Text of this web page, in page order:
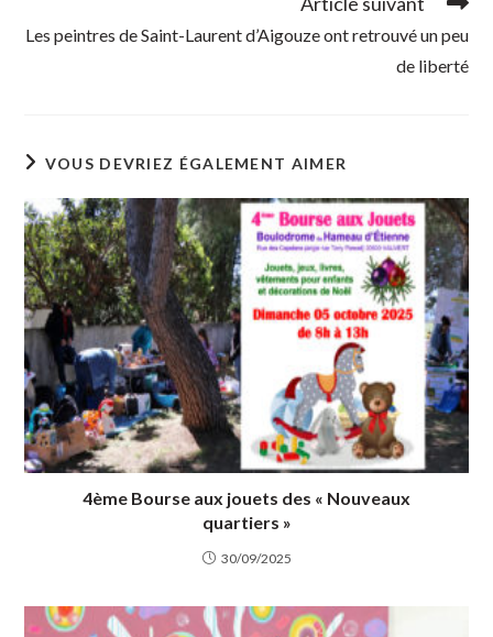
Les peintres de Saint-Laurent d’Aigouze ont retrouvé un peu
de liberté
VOUS DEVRIEZ ÉGALEMENT AIMER
4ème Bourse aux jouets des « Nouveaux
quartiers »
30/09/2025